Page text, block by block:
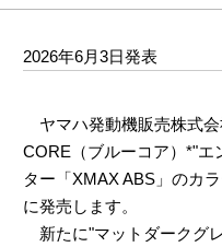
2026年6月3日発表
ヤマハ発動機販売株式会
CORE（ブルーコア）*"エ
ター「XMAX ABS」のカ
に発売します。
新たに"マットダークグ